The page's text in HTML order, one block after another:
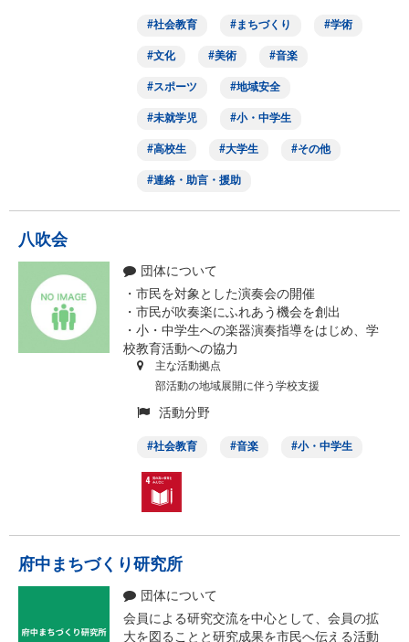
社会教育 まちづくり 学術
文化 美術 音楽
スポーツ 地域安全
未就学児 小・中学生
高校生 大学生 その他
連絡・助言・援助
八吹会
団体について
・市民を対象とした演奏会の開催
・市民が吹奏楽にふれあう機会を創出
・小・中学生への楽器演奏指導をはじめ、学
校教育活動への協力
主な活動拠点
部活動の地域展開に伴う学校支援
活動分野
社会教育 音楽 小・中学生
府中まちづくり研究所
団体について
会員による研究交流を中心として、会員の拡
大を図ることと研究成果を市民へ伝える活動